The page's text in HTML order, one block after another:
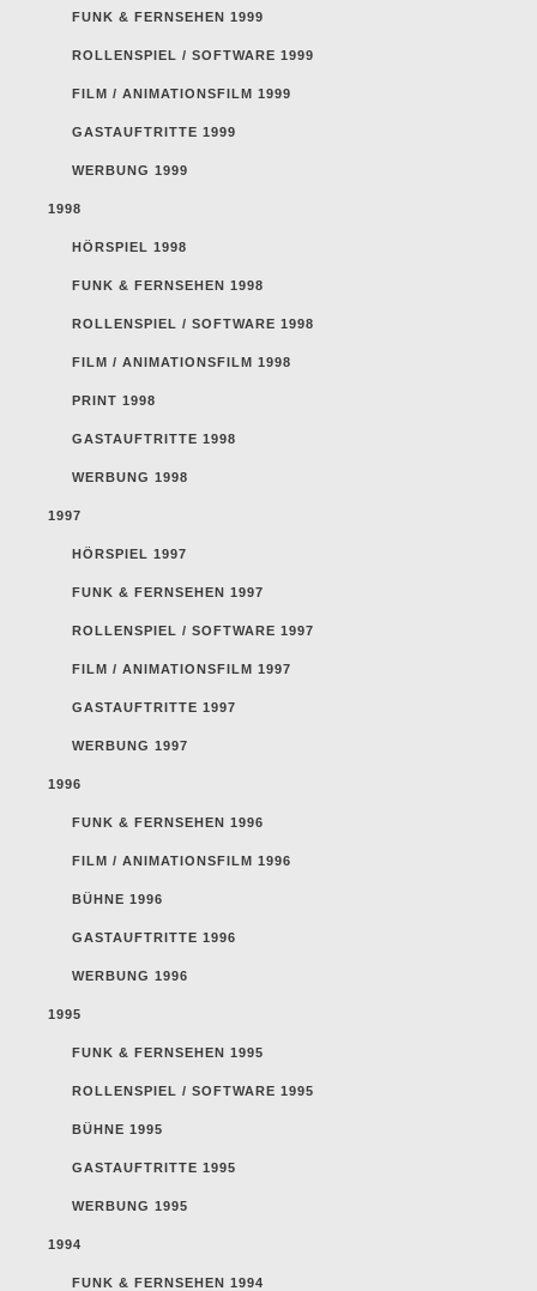
FUNK & FERNSEHEN 1999
ROLLENSPIEL / SOFTWARE 1999
FILM / ANIMATIONSFILM 1999
GASTAUFTRITTE 1999
WERBUNG 1999
1998
HÖRSPIEL 1998
FUNK & FERNSEHEN 1998
ROLLENSPIEL / SOFTWARE 1998
FILM / ANIMATIONSFILM 1998
PRINT 1998
GASTAUFTRITTE 1998
WERBUNG 1998
1997
HÖRSPIEL 1997
FUNK & FERNSEHEN 1997
ROLLENSPIEL / SOFTWARE 1997
FILM / ANIMATIONSFILM 1997
GASTAUFTRITTE 1997
WERBUNG 1997
1996
FUNK & FERNSEHEN 1996
FILM / ANIMATIONSFILM 1996
BÜHNE 1996
GASTAUFTRITTE 1996
WERBUNG 1996
1995
FUNK & FERNSEHEN 1995
ROLLENSPIEL / SOFTWARE 1995
BÜHNE 1995
GASTAUFTRITTE 1995
WERBUNG 1995
1994
FUNK & FERNSEHEN 1994